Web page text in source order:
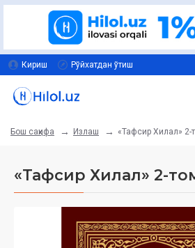
Кириш Рўйхатдан ўтиш
Бош саҳифа Излаш «Тафсир Хилал» 2-
«Тафсир Хилал» 2-